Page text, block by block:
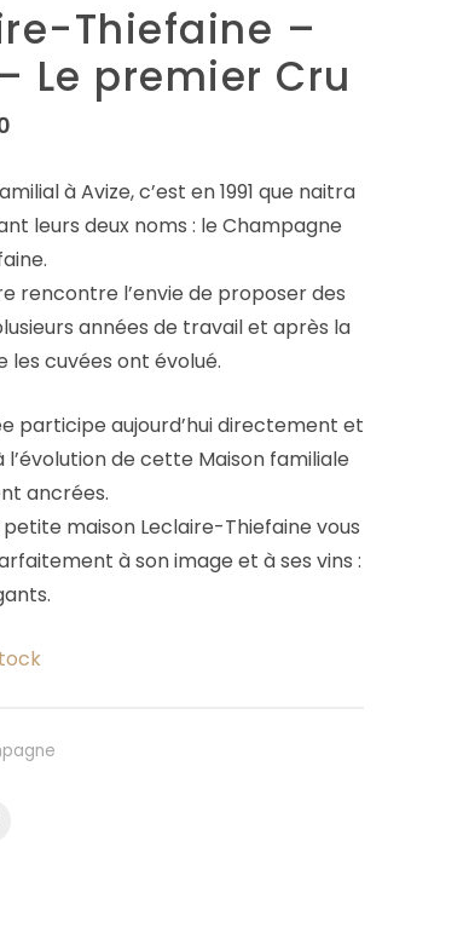
Thiefaine –
Le premier Cru
à Avize, c’est en 1991 que naitra
leurs deux noms : le Champagne
rencontre l’envie de proposer des
années de travail et après la
les cuvées ont évolué.
participe aujourd’hui directement et
de cette Maison familiale
ancrées.
maison Leclaire-Thiefaine vous
à son image et à ses vins :